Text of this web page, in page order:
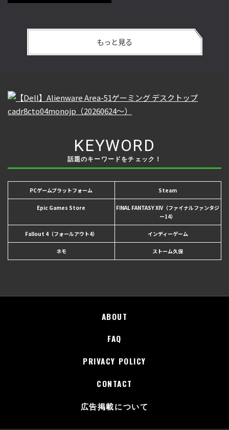
もっと見る
KEYWORD
話題のキーワードをチェック！
PCゲームプラットフォーム Steam
Epic Games Store
FINAL FANTASY XIV（ファイナルファンタジ
ー14）
Fallout 4（フォールアウト4） インディーゲーム
ネモ ストーム久保
ABOUT
FAQ
PRIVACY POLICY
CONTACT
広告掲載について